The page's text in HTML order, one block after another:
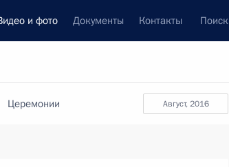
и фото Документы Контакты Поиск
август, 2016
Церемонии